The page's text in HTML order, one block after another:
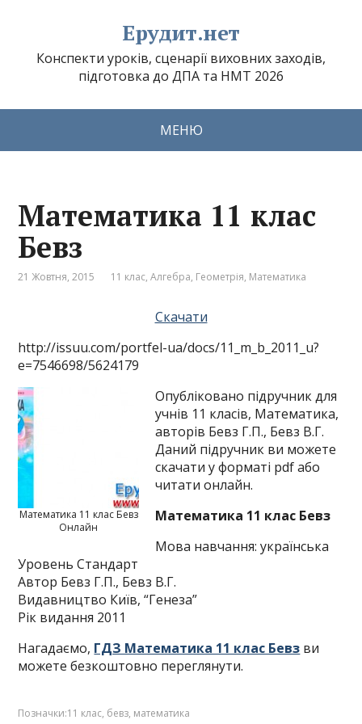
Ерудит.нет
Конспекти уроків, сценарії виховних заходів,
підготовка до ДПА та НМТ 2026
МЕНЮ
Математика 11 клас
Бевз
21 Жовтня, 2015 11 клас,Алгебра, Геометрія, Математика
Скачати
http://issuu.com/portfel-ua/docs/11_m_b_2011_u?
e=7546698/5624179
Математика 11 клас Бевз
Онлайн
Опубліковано підручник для
учнів 11 класів, Математика,
авторів Бевз Г.П., Бевз В.Г.
Даний підручник ви можете
скачати у форматі pdf або
читати онлайн.
Математика 11 клас Бевз
Мова навчання: українська
Уровень Стандарт
Автор Бевз Г.П., Бевз В.Г.
Видавництво Київ, “Генеза”
Рік видання 2011
Нагадаємо, ГДЗ Математика 11 клас Бевз ви
можете безкоштовно переглянути.
Позначки:11 клас, бевз, математика